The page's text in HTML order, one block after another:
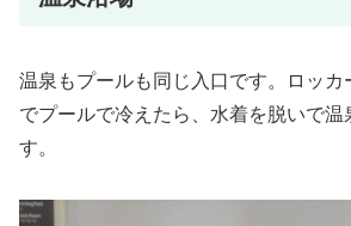
温泉もプールも同じ入口です。ロッカ
でプールで冷えたら、水着を脱いで温
す。